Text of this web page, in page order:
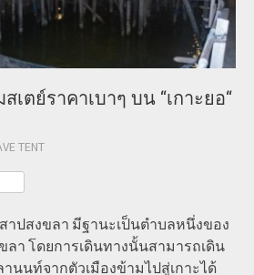
เตย์ราคาเบาๆ บน “เกาะยอ“
TENT
าปสงขลา มีฐานะเป็นตำบลหนึ่งของ
ลา โดยการเดินทางนั้นสามารถเดิน
นท์จากตัวเมืองข้ามไปสู่เกาะได้